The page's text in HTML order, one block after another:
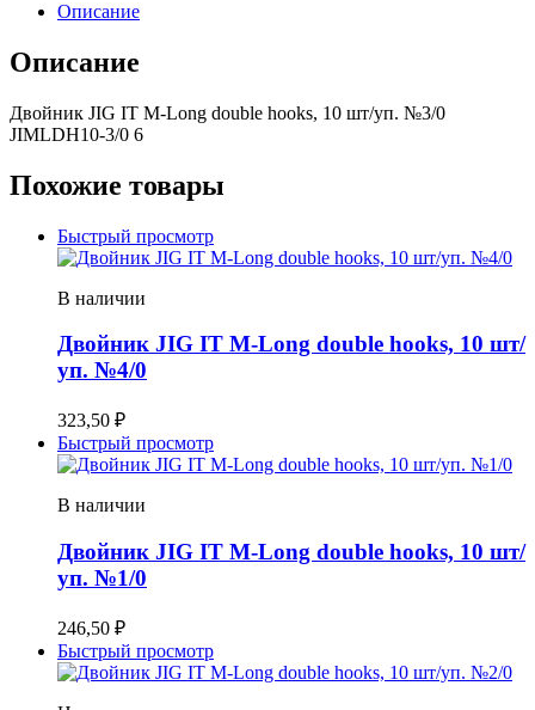
Описание
Описание
Двойник JIG IT M-Long double hooks, 10 шт/уп. №3/0
JIMLDH10-3/0 6
Похожие товары
Быстрый просмотр
В наличии
Двойник JIG IT M-Long double hooks, 10 шт/
уп. №4/0
323,50 ₽
Быстрый просмотр
В наличии
Двойник JIG IT M-Long double hooks, 10 шт/
уп. №1/0
246,50 ₽
Быстрый просмотр